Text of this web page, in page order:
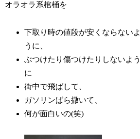
オラオラ系棺桶を
下取り時の値段が安くならないよ
うに、
ぶつけたり傷つけたりしないよう
に
街中で飛ばして、
ガソリンばら撒いて、
何が面白いの(笑)